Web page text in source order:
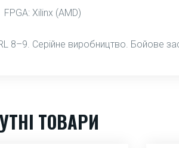
FPGA: Xilinx (AMD)
8–9. Серійне виробництво. Бойове
ТОВАРИ